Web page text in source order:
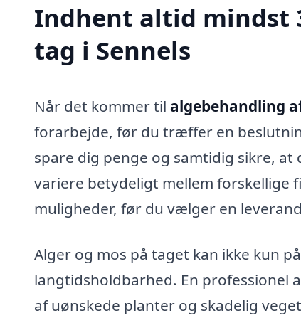
Indhent altid mindst
tag i Sennels
Når det kommer til algebehandling
forarbejde, før du træffer en
spare dig penge og samtidig sikre,
variere betydeligt mellem forskellige
muligheder, før du vælger en
Alger og mos på taget kan ikke kun
langtidsholdbarhed. En
af uønskede planter og skadelig